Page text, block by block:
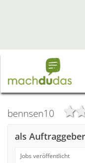
bennsen10
als Auftraggeber
Jobs veröffentlicht